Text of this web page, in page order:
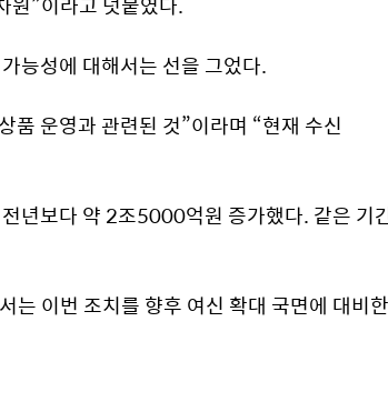
능성에 대해서는 선을 그었다.
품 운영과 관련된 것”이라며 “현재 수신
년보다 약 2조5000억원 증가했다. 같은 기
는 이번 조치를 향후 여신 확대 국면에 대비한